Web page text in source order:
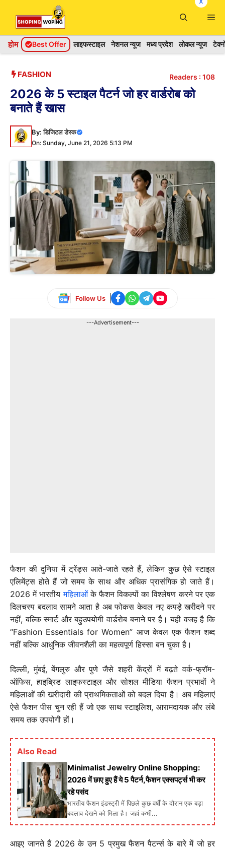
content
होम Best Offer लाइफस्टाइल नेशनल न्यूज मध्य प्रदेश लोकल न्यूज
FASHION Readers : 108
2026 के 5 स्टाइल पैटर्न जो हर वार्डरोब को
बनाते हैं खास
By:डिजिटल डेस्क
On: Sunday, June 21, 2026 5:13 PM
Follow Us
---Advertisement---
फैशन की दुनिया में ट्रेंड्स आते-जाते रहते हैं, लेकिन कुछ ऐसे स्टाइल
एलिमेंट्स होते हैं जो समय के साथ और अधिक प्रासंगिक हो जाते हैं।
2026 में भारतीयमहिलाओंके फैशन विकल्पों का विश्लेषण करने पर एक
दिलचस्प बदलाव सामने आता है अब फोकस केवल नए कपड़े खरीदने पर
नहीं, बल्कि स्मार्ट और बहुउपयोगी वार्डरोब बनाने पर है। यही वजह है कि
“Fashion Essentials for Women” आज केवल एक फैशन शब्द
नहीं बल्कि आधुनिक जीवनशैली का महत्वपूर्ण हिस्सा बन चुका है।
दिल्ली, मुंबई, बेंगलुरु और पुणे जैसे शहरी केंद्रों में बढ़ते वर्क-फ्रॉम-
ऑफिस, हाइब्रिड लाइफस्टाइल और सोशल मीडिया फैशन प्रभावों ने
महिलाओं की खरीदारी की प्राथमिकताओं को बदल दिया है। अब महिलाएं
ऐसे फैशन पीस चुन रही हैं जो एक साथ स्टाइलिश, आरामदायक और लंबे
समय तक उपयोगी हों।
Also Read
Minimalist Jewelry Online Shopping:
2026 में छाए हुए हैं ये 5 पैटर्न,फैशन एक्सपर्ट्स भी कर
रहे पसंद
भारतीय फैशन इंडस्ट्री में पिछले कुछ वर्षों के दौरान एक बड़ा
बदलाव देखने को मिला है। जहां कभी...
आइए जानते हैं 2026 के उन 5 प्रमुख फैशन पैटर्न्स के बारे में जो हर